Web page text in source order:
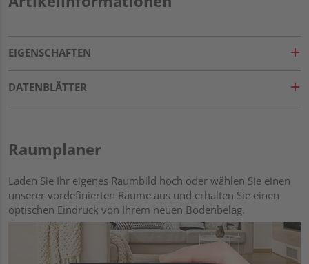
EIGENSCHAFTEN
DATENBLÄTTER
Raumplaner
Laden Sie Ihr eigenes Raumbild hoch oder wählen Sie einen
unserer vordefinierten Räume aus und erhalten Sie einen
optischen Eindruck von Ihrem neuen Bodenbelag.